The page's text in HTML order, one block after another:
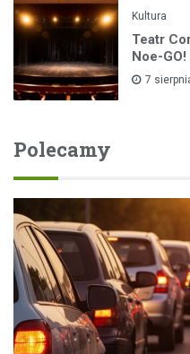
Kultura
Teatr
Noe-
7
Polecamy